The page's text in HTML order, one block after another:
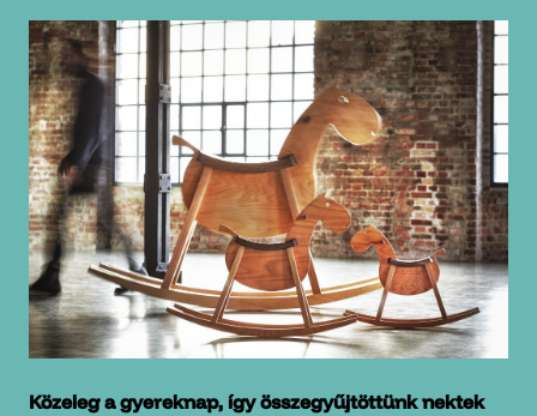
Közeleg a gyereknap, így összegyűjtöttünk nektek